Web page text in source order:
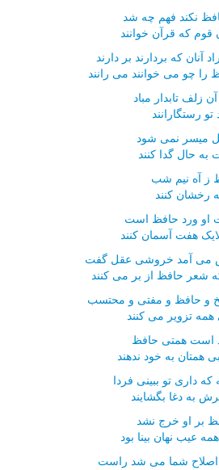
نکند فهم چه شد
قوم که قرآن خوانند
آنان که بردارند بر دارند
را چو می خوانند می رانند
زلف تابدار مباد
رستگارانند
میسر نمی شود
به حال گدا کنند
آه نیم شب
رخشان کنند
او ورد حافظ است
هفت آسمان کنند
می آمد خروشی عقل گفت
شعر حافظ از بر می کنند
و حافظ و مفتی و محتسب
تزویر می کنند
است همتی حافظ
همتان به خود ندهند
داری تو ببینی فردا
به دغا بگشایند
بر او خرج نشد
عیب نهان بینا بود
اصلاح شما می شد راست